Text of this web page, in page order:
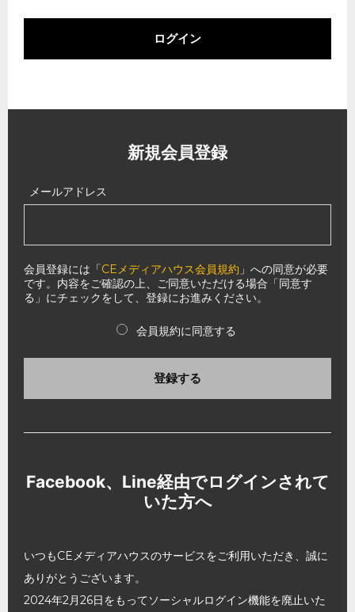
ログイン
新規会員登録
メールアドレス
会員登録には「CEメディアハウス会員規約 」への同意が必要
です。内容をご確認の上、ご同意いただける場合「同意す
る」にチェックをして、登録にお進みください。
会員規約に同意する
登録する
Facebook、Line経由でログインされて
いた方へ
いつもCEメディアハウスのサービスをご利用いただき、誠に
ありがとうございます。
2024年2月26日をもってソーシャルログイン機能を廃止いた